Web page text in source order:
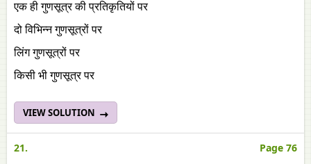
एक ही गुणसूत्र की प्रतिकृतियों पर
दो विभिन्न गुणसूत्रों पर
लिंग गुणसूत्रों पर
किसी भी गुणसूत्र पर
VIEW SOLUTION
21. Page 76